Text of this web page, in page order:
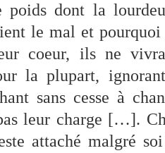
dont la
le mal et
coeur, ils ne
la plupart,
sans cesse à
leur charge […].
attaché malgré